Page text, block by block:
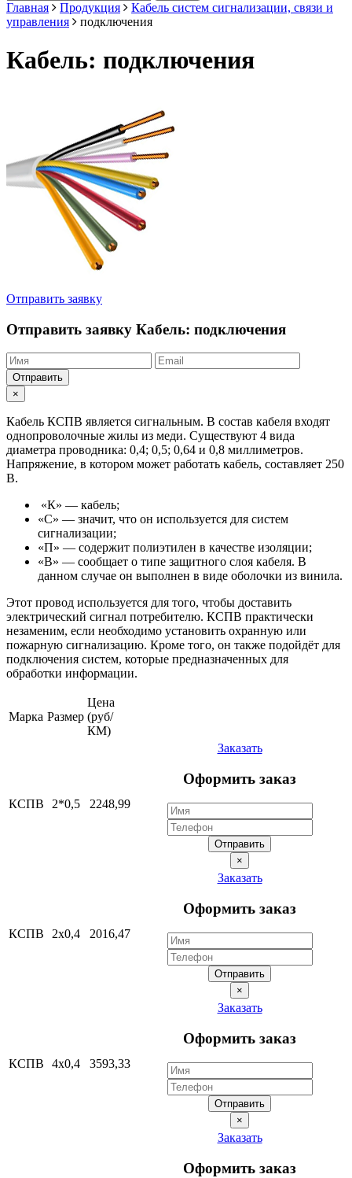
Главная Продукция
Кабель систем сигнализации, связи и
управления
подключения
Кабель: подключения
Отправить заявку
Отправить заявку Кабель: подключения
Отправить
×
Кабель КСПВ является сигнальным. В состав кабеля входят
однопроволочные жилы из меди. Существуют 4 вида
диаметра проводника: 0,4; 0,5; 0,64 и 0,8 миллиметров.
Напряжение, в котором может работать кабель, составляет 250
В.
«К» — кабель;
«С» — значит, что он используется для систем
сигнализации;
«П» — содержит полиэтилен в качестве изоляции;
«В» — сообщает о типе защитного слоя кабеля. В
данном случае он выполнен в виде оболочки из винила.
Этот провод используется для того, чтобы доставить
электрический сигнал потребителю. КСПВ практически
незаменим, если необходимо установить охранную или
пожарную сигнализацию. Кроме того, он также подойдёт для
подключения систем, которые предназначенных для
обработки информации.
Марка Размер
Цена
(руб/
КМ)
КСПВ 2*0,5 2248,99
Заказать
Оформить заказ
Отправить
×
КСПВ 2х0,4 2016,47
Заказать
Оформить заказ
Отправить
×
КСПВ 4х0,4 3593,33
Заказать
Оформить заказ
Отправить
×
Заказать
Оформить заказ